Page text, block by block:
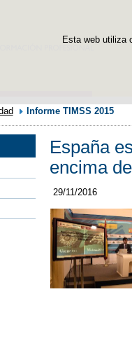
Esta web utiliza
Informe TIMSS 2015
España
encima
29/11/2016